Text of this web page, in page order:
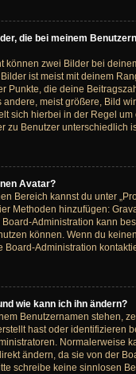
die bei meinem
können zwei Bilder bei
ist meist mit deinem
Punkte, die deine
andere, meist größere, Bild
sich hierbei in der Regel
zu Benutzer unterschiedlich
Avatar?
Bereich kannst du unter
Methoden hinzufügen:
Administration kann
können. Wenn du
Board-Administration
wie kann ich ihn ändern?
Benutzernamen stehen,
hast oder identifizieren
Normalerweise
ändern, da sie von der
schreibe keine sinnlosen